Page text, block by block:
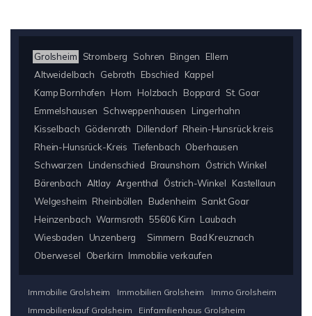
Grolsheim Stromberg Sohren Bingen
Ellern
Altweidelbach
Gebroth Ebschied
Kappel
Kamp Bornhofen
Horn Holzbach Boppard
St. Goar
Emmelshausen
Schweppenhausen
Lingerhahn
Kisselbach Gödenroth Dillendorf Rhein-Hunsrück kreis
Rhein-Hunsrück-Kreis Tiefenbach Oberhausen
Schwarzen
Lindenschied Braunshorn
Östrich Winkel
Bärenbach Altlay Argenthal Östrich-Winkel
Kastellaun
Welgesheim Rheinböllen Budenheim Sankt Goar
Heinzenbach Warmsroth 55606 Kirn Laubach
Wiesbaden
Unzenberg Simmern
Bad Kreuznach
Oberwesel
Oberkirn Immobilie verkaufen
Immobilie Grolsheim Immobilien Grolsheim
Immo Grolsheim
Immobilienkauf Grolsheim
Einfamilienhaus Grolsheim